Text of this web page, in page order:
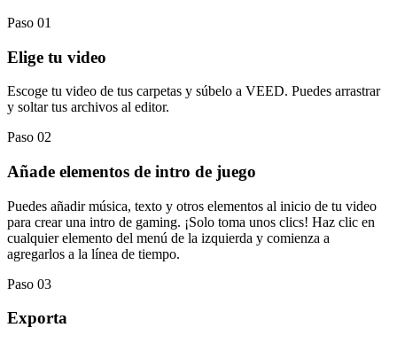
Paso 01
Elige tu video
Escoge tu video de tus carpetas y súbelo a VEED. Puedes arrastrar
y soltar tus archivos al editor.
Paso 02
Añade elementos de intro de juego
Puedes añadir música, texto y otros elementos al inicio de tu video
para crear una intro de gaming. ¡Solo toma unos clics! Haz clic en
cualquier elemento del menú de la izquierda y comienza a
agregarlos a la línea de tiempo.
Paso 03
Exporta